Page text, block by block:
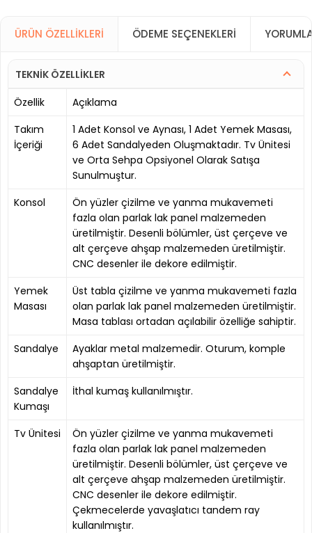
ÜRÜN ÖZELLIKLERI ÖDEME SEÇENEKLERI
TEKNİK ÖZELLİKLER
Özellik
Açıklama
Takım
İçeriği
1 Adet Konsol ve Aynası, 1 Adet Yemek Masası,
6 Adet Sandalyeden Oluşmaktadır. Tv Ünitesi
ve Orta Sehpa Opsiyonel Olarak Satışa
Sunulmuştur.
Konsol
Ön yüzler çizilme ve yanma mukavemeti
fazla olan parlak lak panel malzemeden
üretilmiştir. Desenli bölümler, üst çerçeve ve
alt çerçeve ahşap malzemeden üretilmiştir.
CNC desenler ile dekore edilmiştir.
Yemek
Masası
Üst tabla çizilme ve yanma mukavemeti fazla
olan parlak lak panel malzemeden üretilmiştir.
Masa tablası ortadan açılabilir özelliğe sahiptir.
Sandalye
Ayaklar metal malzemedir. Oturum, komple
ahşaptan üretilmiştir.
Sandalye
Kumaşı
İthal kumaş kullanılmıştır.
Tv Ünitesi
Ön yüzler çizilme ve yanma mukavemeti
fazla olan parlak lak panel malzemeden
üretilmiştir. Desenli bölümler, üst çerçeve ve
alt çerçeve ahşap malzemeden üretilmiştir.
CNC desenler ile dekore edilmiştir.
Çekmecelerde yavaşlatıcı tandem ray
kullanılmıştır.